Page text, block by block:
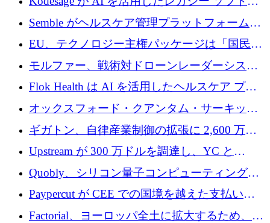
ェアの最新化のために 660 万ドルを調達
Semble がヘルスケア管理プラットフォームを
拡大するためにシリーズ C で 3,000 万ポンド
を調達
EU、テクノロジー主権パッケージは「国民の
保護」に関するものだと発言
モルファー、戦術対ドローンレーダーシステ
ムを最前線に近づけるために150万ユーロを調
Flok Health は AI を活用したヘルスケア プラ
ットフォームの成長に 1,250 万ドルを投資
オックスフォード・クアンタム・サーキット
が「成人向け」2億6,000万ポンドの資金調達
ラウンドを獲得
ギガトン、自律産業制御の拡張に 2,600 万ド
ルを調達
Upstream が 300 万ドルを調達し、YC と
Xavier Niel が支援する共同 AI 受信箱を立ち上
げる
Quobly、シリコン量子コンピューティングの
商用化のためにシリーズ A で 1 億 1,500 万ユ
ーロを調達
Paypercut が CEE での国境を越えた支払いを
拡大するために 500 万ユーロを確保
Factorial、ヨーロッパ全土に拡大するため、25